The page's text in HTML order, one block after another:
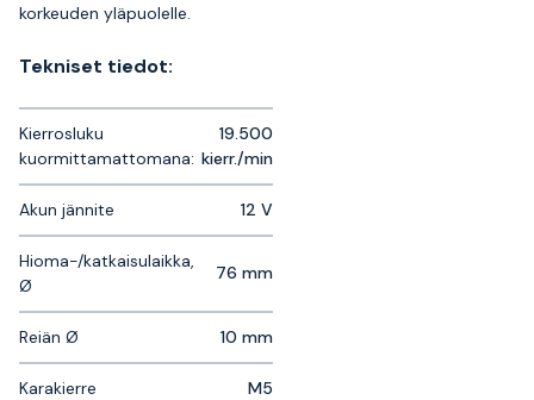
korkeuden yläpuolelle.
Tekniset tiedot:
Kierrosluku
kuormittamattomana:
19.500
kierr./min
Akun jännite 12 V
Hioma-/katkaisulaikka,
Ø
76 mm
Reiän Ø 10 mm
Karakierre M5